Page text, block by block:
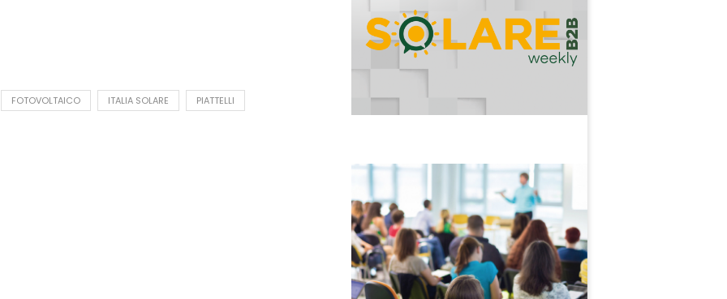
FOTOVOLTAICO ITALIA SOLARE PIATTELLI